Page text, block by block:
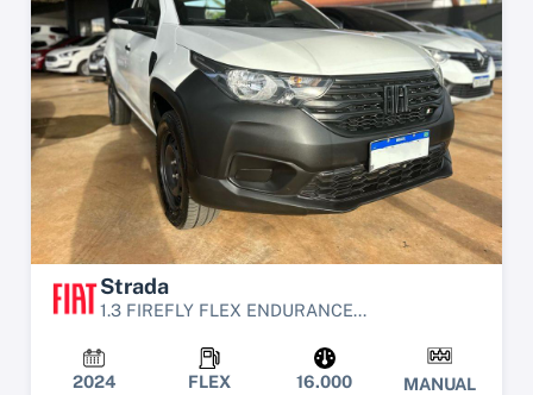
Strada
1.3 FIREFLY FLEX ENDURANCE...
2024 FLEX 16.000 MANUAL